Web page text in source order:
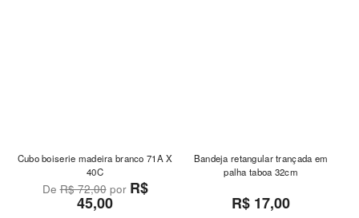
Cubo boiserie madeira branco 71A X
40C
DeR$ 72,00por R$
45,00
Bandeja retangular trançada em
palha taboa 32cm
R$ 17,00